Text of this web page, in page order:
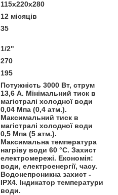
115х220х280
12 місяців
35
1/2"
270
195
Потужність 3000 Вт, струм
13,6 А. Мінімальний тиск в
магістралі холодної води
0,04 Мпа (0,4 атм.).
Максимальний тиск в
магістралі холодної води
0,5 Мпа (5 атм.).
Максимальна температура
нагріву води 60 °С. Захист
електромережі. Економія:
води, електроенергії, часу.
Водонепроникна захист -
IPX4. Індикатор температури
води.